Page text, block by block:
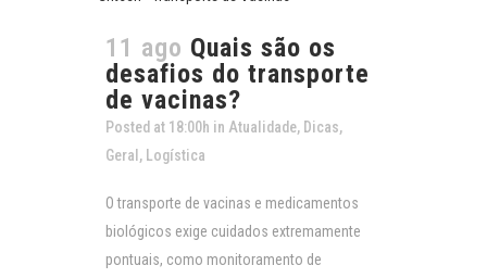
11 ago Quais são os
desafios do transporte
de vacinas?
Posted at 18:00h in Atualidade, Dicas,
Geral , Logística
O transporte de vacinas e medicamentos
biológicos exige cuidados extremamente
pontuais, como monitoramento de